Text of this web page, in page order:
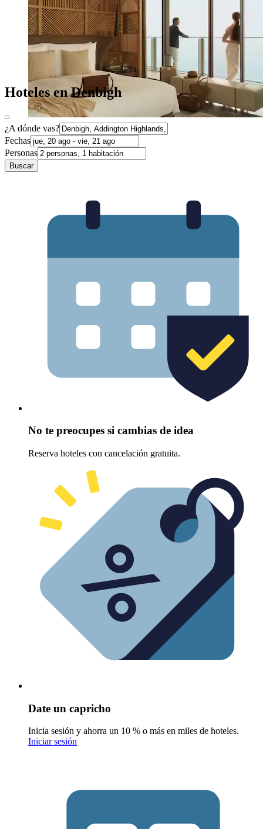
Hoteles en Denbigh
¿A dónde vas?
Fechas
Personas
Buscar
No te preocupes si cambias de idea
Reserva hoteles con cancelación gratuita.
Date un capricho
Inicia sesión y ahorra un 10 % o más en miles de hoteles.
Iniciar sesión